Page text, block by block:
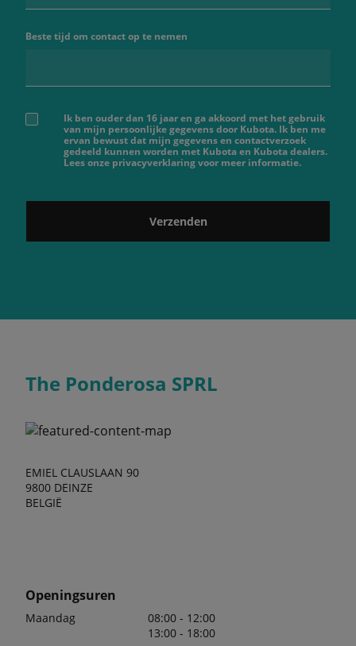
Beste tijd om contact op te nemen
Ik ben ouder dan 16 jaar en ga akkoord met het gebruik
van mijn persoonlijke gegevens door Kubota. Ik ben me
ervan bewust dat mijn gegevens en contactverzoek
gedeeld kunnen worden met Kubota en Kubota dealers.
Lees onze privacyverklaring voor meer informatie.
Verzenden
The Ponderosa SPRL
EMIEL CLAUSLAAN 90
9800 DEINZE
BELGIË
Openingsuren
Maandag
08:00 - 12:00
13:00 - 18:00